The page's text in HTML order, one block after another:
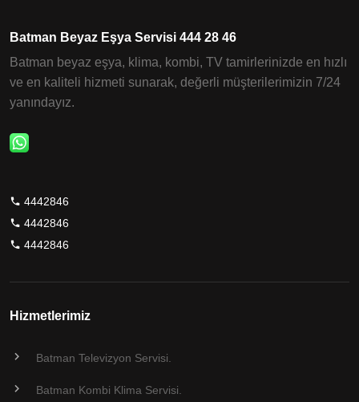
Batman Beyaz Eşya Servisi 444 28 46
Batman beyaz eşya, klima, kombi, TV tamirlerinizde en hızlı
ve en kaliteli hizmeti sunarak, değerli müşterilerimizin 7/24
yanındayız.
4442846
4442846
4442846
Hizmetlerimiz
Batman Televizyon Servisi.
Batman Kombi Klima Servisi.